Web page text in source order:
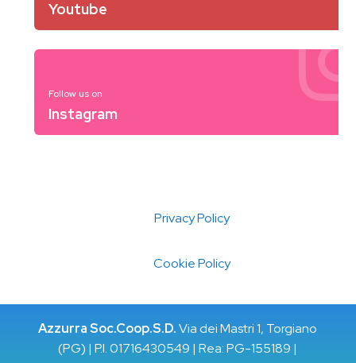
Youtube
Follow us on
Instagram
Privacy Policy
Cookie Policy
Azzurra Soc.Coop.S.D.Via dei Mastri 1, Torgiano
(PG) | P.I. 01716430549 | Rea: PG-155189 |